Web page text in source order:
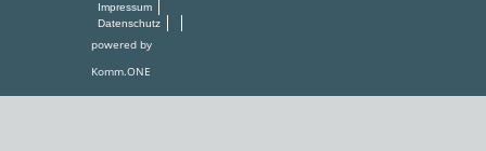
Impressum
Datenschutz
powered by
Komm.ONE